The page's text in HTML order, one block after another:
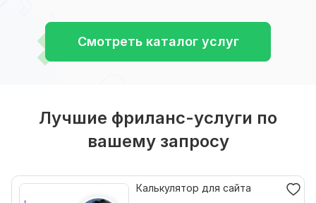
Смотреть каталог услуг
Лучшие фриланс-услуги по
вашему запросу
Калькулятор для сайта